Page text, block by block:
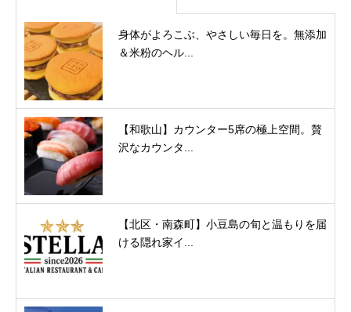
身体がよろこぶ、やさしい毎日を。無添加
＆米粉のヘル...
【和歌山】カウンター5席の極上空間。贅
沢なカウンタ...
【北区・南森町】小豆島の旬と温もりを届
ける隠れ家イ...